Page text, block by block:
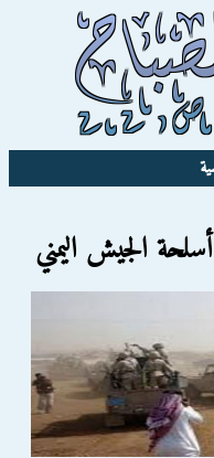
الجيش اليمني